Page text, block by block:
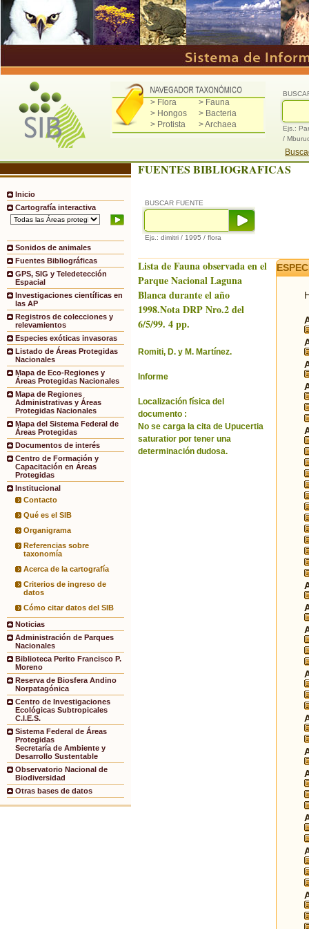
> Flora
> Fauna
> Hongos
> Bacteria
> Protista
> Archaea
Ejs.:
/
Inicio
Cartografía interactiva
Sonidos de animales
Fuentes Bibliográficas
GPS, SIG y Teledetección
Espacial
Investigaciones científicas en
las AP
Registros de colecciones y
relevamientos
Especies exóticas invasoras
Listado de Áreas Protegidas
Nacionales
Mapa de Eco-Regiones y
Áreas Protegidas Nacionales
Mapa de Regiones
Administrativas y Áreas
Protegidas Nacionales
Mapa del Sistema Federal de
Áreas Protegidas
Documentos de interés
Centro de Formación y
Capacitación en Áreas
Protegidas
Institucional
Contacto
Qué es el SIB
Organigrama
Referencias sobre
taxonomía
Acerca de la cartografía
Criterios de ingreso de
datos
Cómo citar datos del SIB
Noticias
Administración de Parques
Nacionales
Biblioteca Perito Francisco P.
Moreno
Reserva de Biosfera Andino
Norpatagónica
Centro de Investigaciones
Ecológicas Subtropicales
C.I.E.S.
Sistema Federal de Áreas
Protegidas
Secretaría de Ambiente y
Desarrollo Sustentable
Observatorio Nacional de
Biodiversidad
Otras bases de datos
FUENTES BIBLIOGRAFICAS
BUSCAR FUENTE
Ejs.: dimitri / 1995 / flora
Lista de Fauna observada en el
Parque Nacional Laguna
Blanca durante el año
1998.Nota DRP Nro.2 del
6/5/99. 4 pp.
Romiti, D. y M. Martínez.
Informe
Localización física del
documento :
No se carga la cita de Upucertia
saturatior por tener una
determinación dudosa.